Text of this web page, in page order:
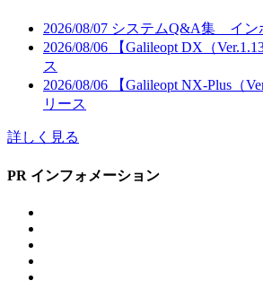
2026/08/07 システムQ&A集 イン
2026/08/06
【Galileopt DX（
ス
2026/08/06
【Galileopt NX-Plus（
リース
詳しく見る
PR インフォメーション